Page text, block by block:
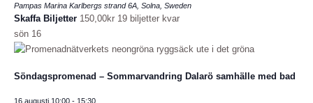
Pampas Marina Karlbergs strand 6A, Solna, Sweden
Skaffa Biljetter 150,00kr 19 biljetter kvar
sön 16
Söndagspromenad – Sommarvandring Dalarö samhälle med bad
16 augusti,10:00- 15:30